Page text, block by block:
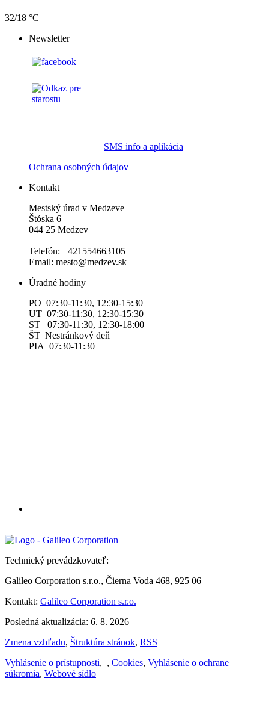
32/18 °C
Newsletter
SMS info a aplikácia
Ochrana osobných údajov
Kontakt
Mestský úrad v Medzeve
Štóska 6
044 25 Medzev
Telefón: +421554663105
Email: mesto@medzev.sk
Úradné hodiny
PO 07:30-11:30, 12:30-15:30
UT 07:30-11:30, 12:30-15:30
ST 07:30-11:30, 12:30-18:00
ŠT Nestránkový deň
PIA 07:30-11:30
Technický prevádzkovateľ:
Galileo Corporation s.r.o., Čierna Voda 468, 925 06
Kontakt: Galileo Corporation s.r.o.
Posledná aktualizácia: 6. 8. 2026
Zmena vzhľadu, Štruktúra stránok, RSS
Vyhlásenie o prístupnosti, , Cookies, Vyhlásenie o ochrane
súkromia, Webové sídlo